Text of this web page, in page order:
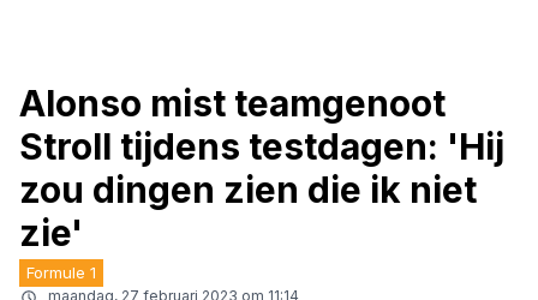
Alonso mist teamgenoot
Stroll tijdens testdagen: 'Hij
zou dingen zien die ik niet
zie'
Formule 1
maandag, 27 februari 2023 om 11:14